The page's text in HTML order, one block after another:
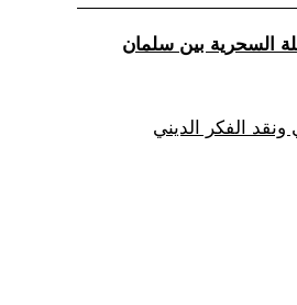
السحرية بين سلمان
ونقد الفكر الديني